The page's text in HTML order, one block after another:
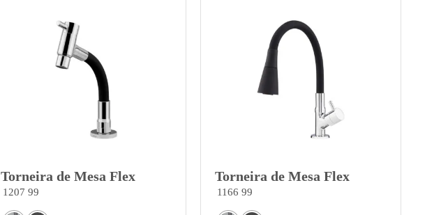
Torneira de Mesa Flex
1207 99
Torneira de Mesa Flex
1166 99